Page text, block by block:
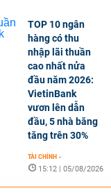
TOP 10 ngân
hàng có thu
nhập lãi thuần
cao nhất nửa
đầu năm 2026:
VietinBank
vươn lên dẫn
đầu, 5 nhà băng
tăng trên 30%
TÀI CHÍNH -
15:12 | 05/08/2026